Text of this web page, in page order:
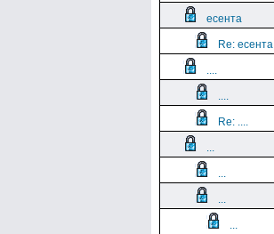
есента
Re: есента
....
....
Re: ....
...
...
...
...